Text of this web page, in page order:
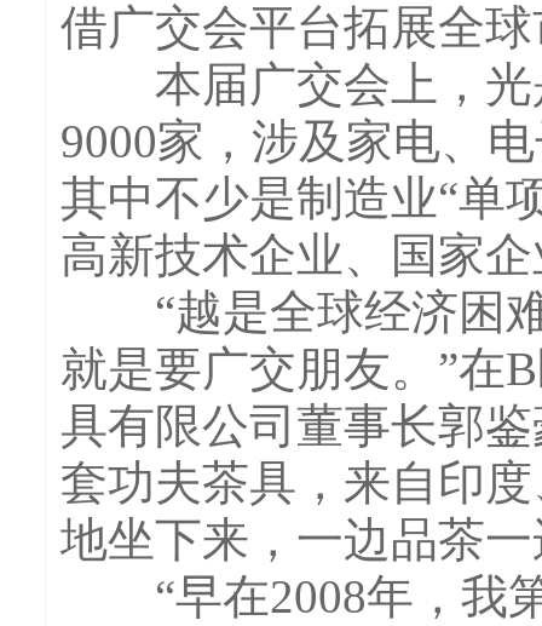
借广交会平台拓展全
本届广交会上，光
9000家，涉及家电、
其中不少是制造业“单
高新技术企业、国家
“越是全球经济困难
就是要广交朋友。”在
具有限公司董事长郭
套功夫茶具，来自印
地坐下来，一边品茶
“早在2008年，我第